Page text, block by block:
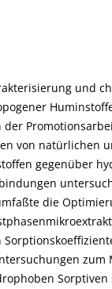
und
der
von natürlichen
gegenüber
die
zum
Sorptiven